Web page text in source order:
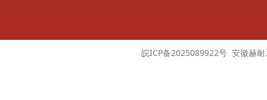
皖ICP备2025089922号 安徽赫